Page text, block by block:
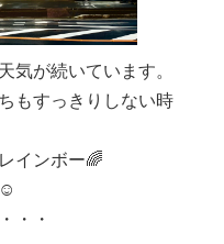
気が続いています。
もすっきりしない時
インボー🌈
・・